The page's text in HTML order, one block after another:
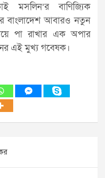
মসলিন’র বাণিজ্যিক
বাংলাদেশ আবারও নতুন
পা রাখার এক অপার
এই মুখ্য গবেষক।